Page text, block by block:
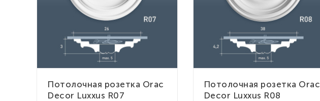
Потолочная розетка Orac
Decor Luxxus R07
Потолочная розетка Orac
Decor Luxxus R08